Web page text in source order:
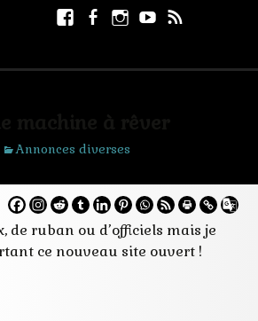
Facebook
Facebook
page
Instagram
Youtube
Annonces diverses
de ruban ou d’officiels mais je
ce nouveau site ouvert !